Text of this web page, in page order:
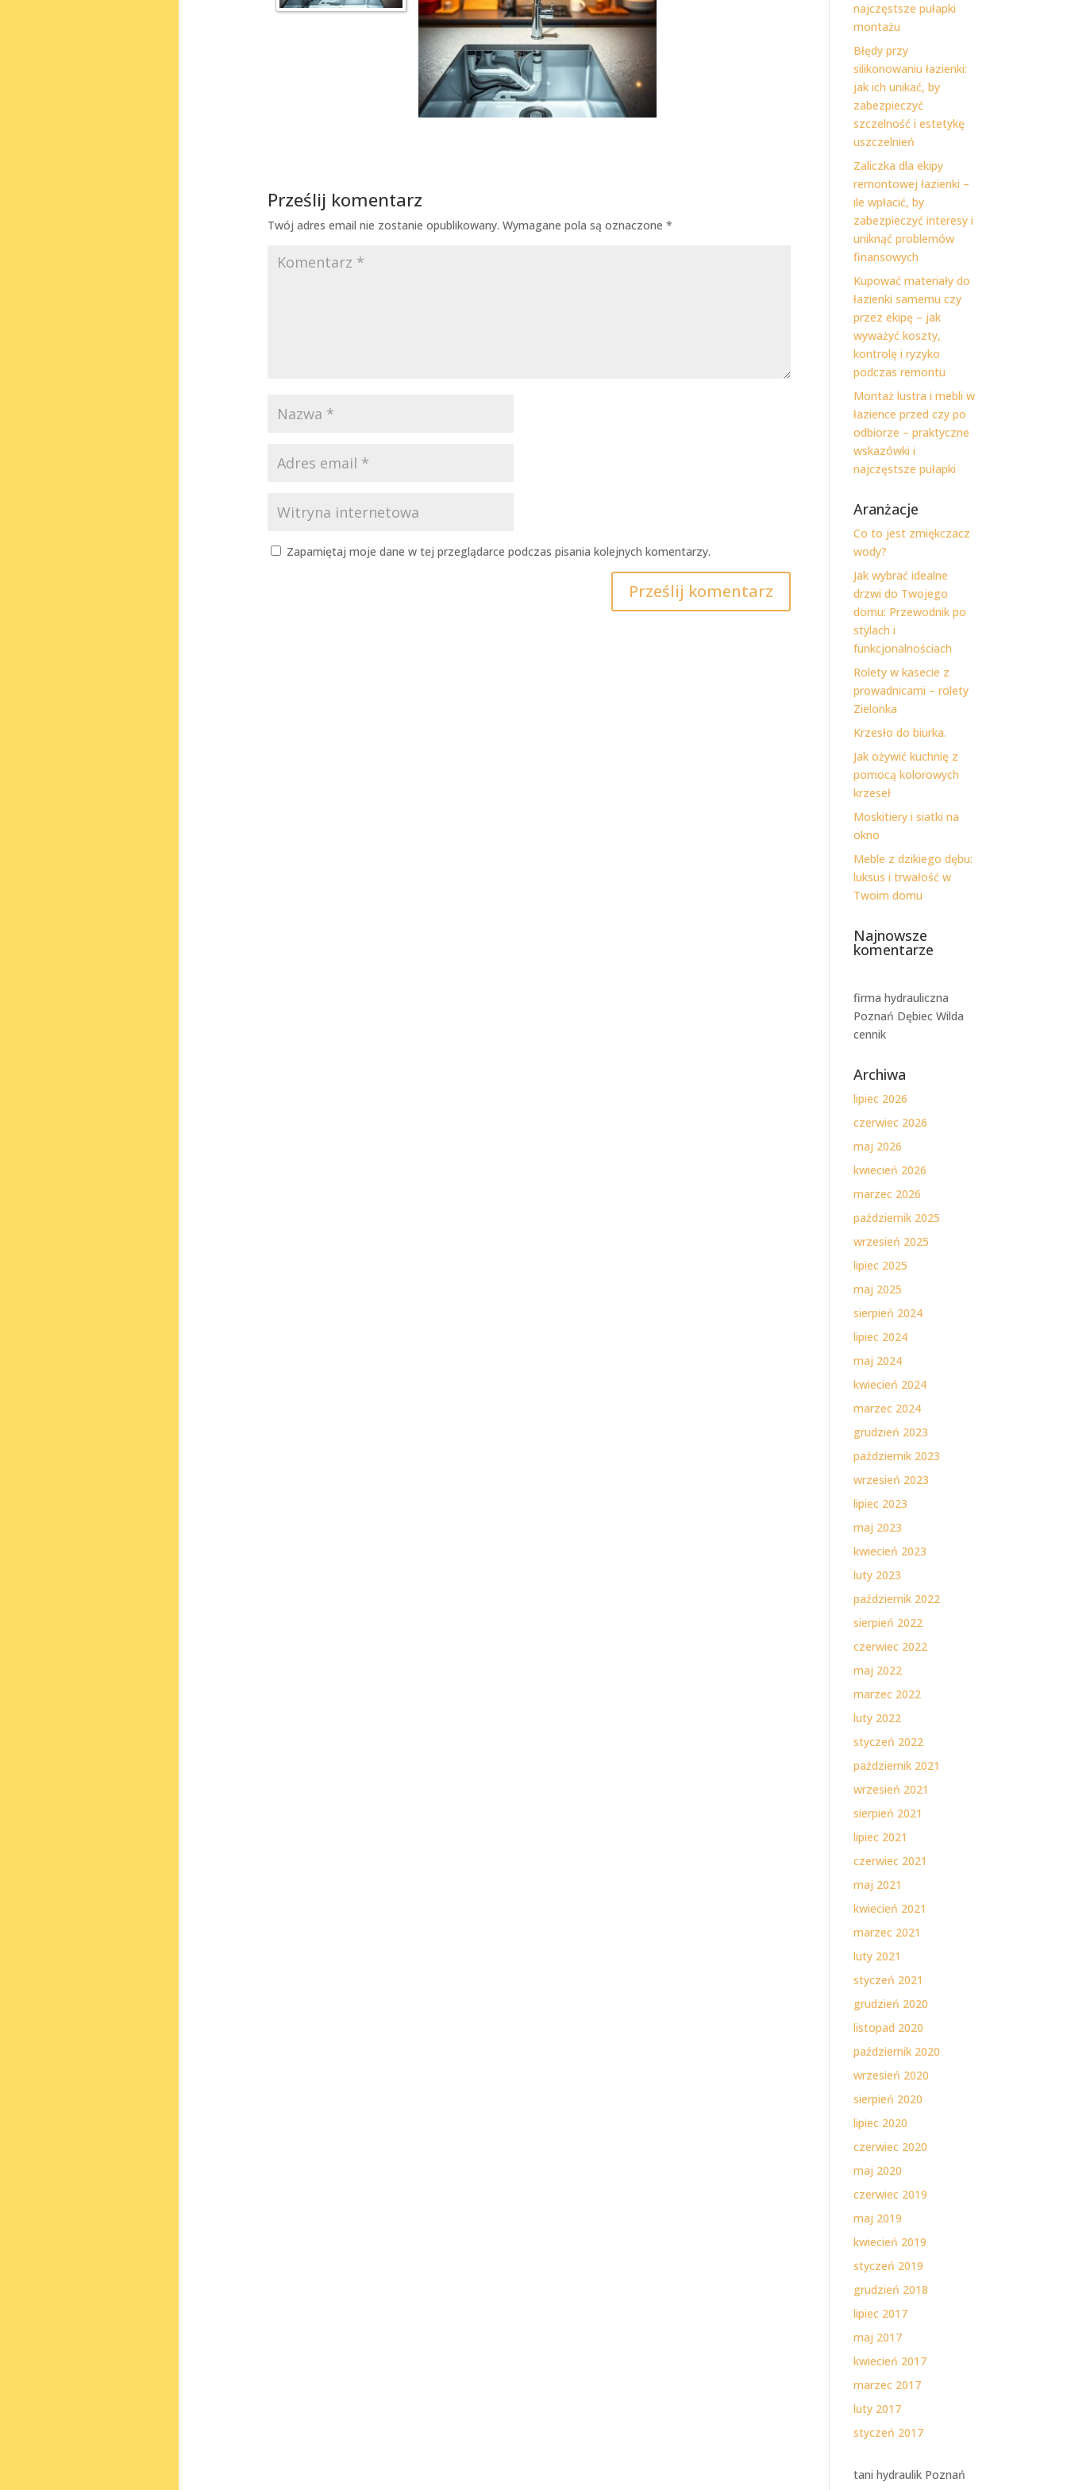
Prześlij komentarz
Twój adres email nie zostanie opublikowany. Wymagane pola są oznaczone *
Zapamiętaj moje dane w tej przeglądarce podczas pisania kolejnych komentarzy.
najczęstsze pułapki
montażu
Błędy przy
silikonowaniu łazienki:
jak ich unikać, by
zabezpieczyć
szczelność i estetykę
uszczelnień
Zaliczka dla ekipy
remontowej łazienki –
ile wpłacić, by
zabezpieczyć interesy i
uniknąć problemów
finansowych
Kupować materiały do
łazienki samemu czy
przez ekipę – jak
wyważyć koszty,
kontrolę i ryzyko
podczas remontu
Montaż lustra i mebli w
łazience przed czy po
odbiorze – praktyczne
wskazówki i
najczęstsze pułapki
Aranżacje
Co to jest zmiękczacz
wody?
Jak wybrać idealne
drzwi do Twojego
domu: Przewodnik po
stylach i
funkcjonalnościach
Rolety w kasecie z
prowadnicami – rolety
Zielonka
Krzesło do biurka.
Jak ożywić kuchnię z
pomocą kolorowych
krzeseł
Moskitiery i siatki na
okno
Meble z dzikiego dębu:
luksus i trwałość w
Twoim domu
Najnowsze
komentarze
firma hydrauliczna
Poznań Dębiec Wilda
cennik
Archiwa
lipiec 2026
czerwiec 2026
maj 2026
kwiecień 2026
marzec 2026
październik 2025
wrzesień 2025
lipiec 2025
maj 2025
sierpień 2024
lipiec 2024
maj 2024
kwiecień 2024
marzec 2024
grudzień 2023
październik 2023
wrzesień 2023
lipiec 2023
maj 2023
kwiecień 2023
luty 2023
październik 2022
sierpień 2022
czerwiec 2022
maj 2022
marzec 2022
luty 2022
styczeń 2022
październik 2021
wrzesień 2021
sierpień 2021
lipiec 2021
czerwiec 2021
maj 2021
kwiecień 2021
marzec 2021
luty 2021
styczeń 2021
grudzień 2020
listopad 2020
październik 2020
wrzesień 2020
sierpień 2020
lipiec 2020
czerwiec 2020
maj 2020
czerwiec 2019
maj 2019
kwiecień 2019
styczeń 2019
grudzień 2018
lipiec 2017
maj 2017
kwiecień 2017
marzec 2017
luty 2017
styczeń 2017
tani hydraulik Poznań